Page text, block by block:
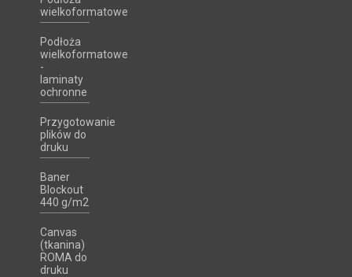
wielkoformatowe
Podłoża
wielkoformatowe
-
laminaty
ochronne
Przygotowanie
plików do
druku
Baner
Blockout
440 g/m2
Canvas
(tkanina)
ROMA do
druku